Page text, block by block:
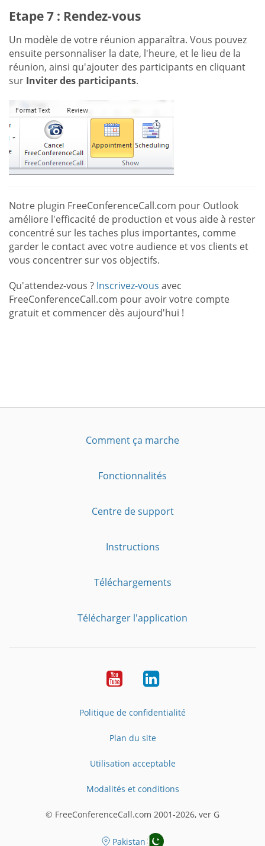
Etape 7 : Rendez-vous
Un modèle de votre réunion apparaîtra. Vous pouvez
ensuite personnaliser la date, l'heure, et le lieu de la
réunion, ainsi qu'ajouter des participants en cliquant
sur Inviter des participants.
Notre plugin FreeConferenceCall.com pour Outlook
améliore l'efficacité de production et vous aide à rester
concentré sur les taches plus importantes, comme
garder le contact avec votre audience et vos clients et
vous concentrer sur vos objectifs.
Qu'attendez-vous ? Inscrivez-vous avec
FreeConferenceCall.com pour avoir votre compte
gratuit et commencer dès aujourd'hui !
Comment ça marche
Fonctionnalités
Centre de support
Instructions
Téléchargements
Télécharger l'application
YouTubeLinkedIn
Politique de confidentialité
Plan du site
Utilisation acceptable
Modalités et conditions
© FreeConferenceCall.com 2001-2026, ver G
Pakistan